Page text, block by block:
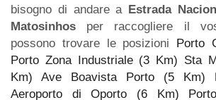
bisogno di andare a Estrada
Matosinhos per raccogliere il
possono trovare le posizioni Porto
Porto Zona Industriale (3 Km) Sta
Km)
Ave Boavista Porto (5 Km)
Aeroporto di Oporto (6 Km)